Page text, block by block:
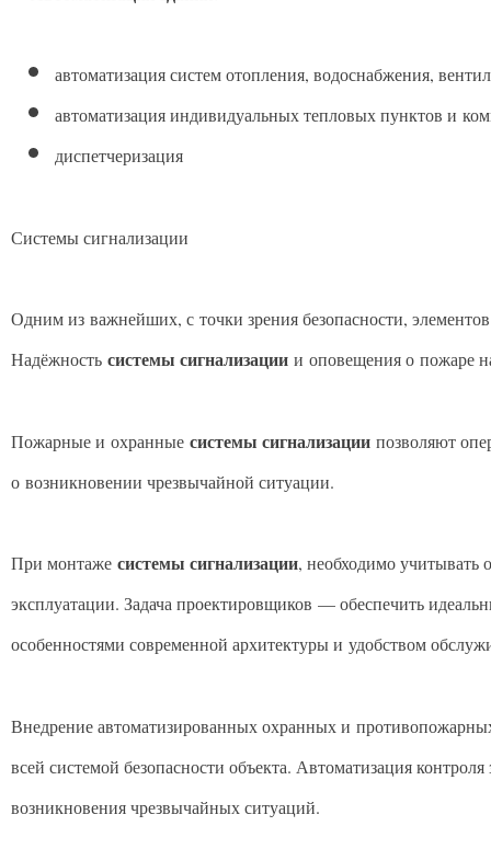
автоматизация систем отопления, водоснабжения,
автоматизация индивидуальных тепловых пунктов и
диспетчеризация
Системы сигнализации
Одним из важнейших, с точки зрения безопасности,
Надёжность системы сигнализации и оповещения о пожаре
Пожарные и охранные системы сигнализации позволяют
о возникновении чрезвычайной ситуации.
При монтаже системы сигнализации, необходимо учитывать
эксплуатации. Задача проектировщиков — обеспечить
особенностями современной архитектуры и удобством
Внедрение автоматизированных охранных и
всей системой безопасности объекта. Автоматизация
возникновения чрезвычайных ситуаций.